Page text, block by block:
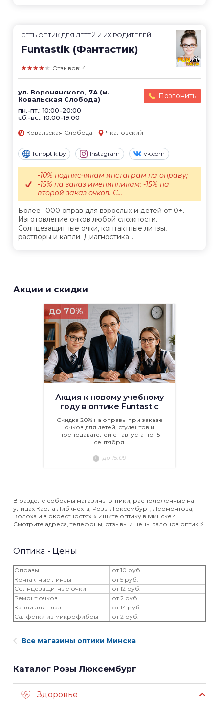
СЕТЬ ОПТИК ДЛЯ ДЕТЕЙ И ИХ РОДИТЕЛЕЙ
Funtastik (Фантастик)
★★★★★ Отзывов: 4
ул. Воронянского, 7А (м.
Ковальская Слобода)
пн.-пт.: 10:00-20:00
сб.-вс.: 10:00-19:00
Позвонить
Ковальская Слобода Чкаловский
funoptik.by Instagram vk.com
Более 1000 оправ для взрослых и детей от 0+.
Изготовление очков любой сложности.
Солнцезащитные очки, контактные линзы,
растворы и капли. Диагностика...
-10% подписчикам инстаграм на оправу;
-15% на заказ именинникам; -15% на
второй заказ очков. С...
Акции и скидки
до 70%
Акция к новому учебному
году в оптике Funtastic
Скидка 20% на оправы при заказе
очков для детей, студентов и
преподавателей с 1 августа по 15
сентября.
до 15.09
В разделе собраны магазины оптики, расположенные на
улицах Карла Либкнехта, Розы Люксембург, Лермонтова,
Волоха и в окрестностях ⭐️ Ищите оптику в Минске?
Смотрите адреса, телефоны, отзывы и цены салонов оптик ⚡️
Оптика - Цены
Оправы
от 10 руб.
Контактные линзы
от 5 руб.
Солнцезащитные очки
от 12 руб.
Ремонт очков
от 2 руб.
Капли для глаз
от 14 руб.
Салфетки из микрофибры
от 2 руб.
Все магазины оптики Минска
Каталог Розы Люксембург
Здоровье